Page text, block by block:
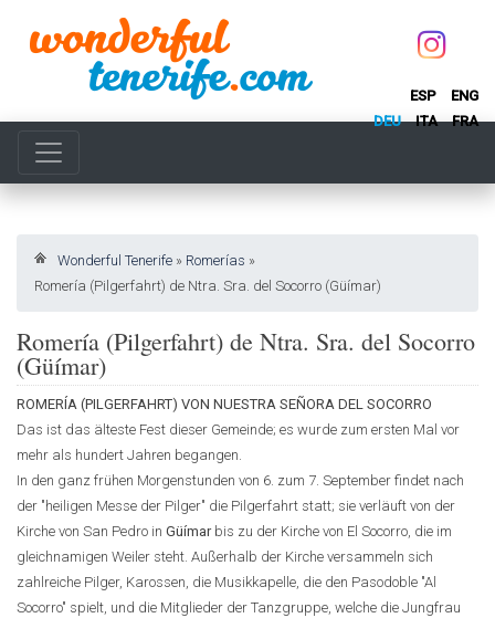
ESP
ENG
DEU
ITA FRA
Wonderful Tenerife » Romerías »
Romería (Pilgerfahrt) de Ntra. Sra. del Socorro (Güímar)
Romería (Pilgerfahrt) de Ntra. Sra. del Socorro
(Güímar)
ROMERÍA (PILGERFAHRT) VON NUESTRA SEÑORA DEL SOCORRO
Das ist das älteste Fest dieser Gemeinde; es wurde zum ersten Mal vor
mehr als hundert Jahren begangen.
In den ganz frühen Morgenstunden von 6. zum 7. September findet nach
der "heiligen Messe der Pilger" die Pilgerfahrt statt; sie verläuft von der
Kirche von San Pedro in Güímarbis zu der Kirche von El Socorro, die im
gleichnamigen Weiler steht. Außerhalb der Kirche versammeln sich
zahlreiche Pilger, Karossen, die Musikkapelle, die den Pasodoble "Al
Socorro" spielt, und die Mitglieder der Tanzgruppe, welche die Jungfrau